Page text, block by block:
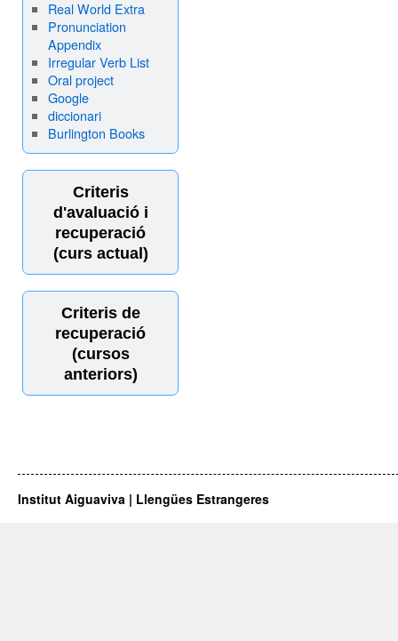
Real World Extra
Pronunciation
Appendix
Irregular Verb List
Oral project
Google
diccionari
Burlington Books
Criteris
d'avaluació i
recuperació
(curs actual)
Criteris de
recuperació
(cursos
anteriors)
Institut Aiguaviva | Llengües Estrangeres